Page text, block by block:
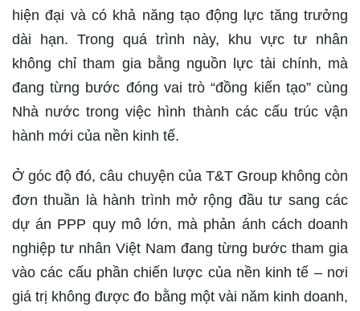
hiện đại và có khả năng tạo động lực tăng trưởng
dài hạn. Trong quá trình này, khu vực tư nhân
không chỉ tham gia bằng nguồn lực tài chính, mà
đang từng bước đóng vai trò “đồng kiến tạo” cùng
Nhà nước trong việc hình thành các cấu trúc vận
hành mới của nền kinh tế.
Ở góc độ đó, câu chuyện của T&T Group không còn
đơn thuần là hành trình mở rộng đầu tư sang các
dự án PPP quy mô lớn, mà phản ánh cách doanh
nghiệp tư nhân Việt Nam đang từng bước tham gia
vào các cấu phần chiến lược của nền kinh tế – nơi
giá trị không được đo bằng một vài năm kinh doanh,